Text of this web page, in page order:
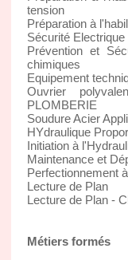
tension
Préparation à
Sécurité
Prévention et
chimiques
Equipement
Ouvrier
PLOMBERIE
Soudure Acier
HYdraulique
Initiation à
Maintenance et
Perfectionnement
Lecture de Plan
Lecture de Plan -
Métiers formés